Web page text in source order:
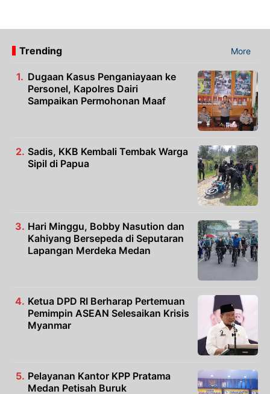
Trending More
Dugaan Kasus Penganiayaan ke
Personel, Kapolres Dairi
Sampaikan Permohonan Maaf
Sadis, KKB Kembali Tembak Warga
Sipil di Papua
Hari Minggu, Bobby Nasution dan
Kahiyang Bersepeda di Seputaran
Lapangan Merdeka Medan
Ketua DPD RI Berharap Pertemuan
Pemimpin ASEAN Selesaikan Krisis
Myanmar
Pelayanan Kantor KPP Pratama
Medan Petisah Buruk